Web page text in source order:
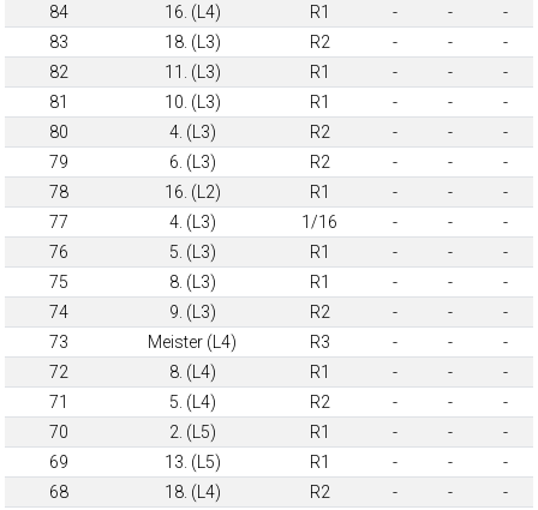
84
16. (L4) R1 - -
-
83
18. (L3) R2 - -
-
82
11. (L3) R1 - -
-
81
10. (L3) R1 - -
-
80
4. (L3) R2 - -
-
79
6. (L3) R2 - -
-
78
16. (L2) R1 - -
-
77
4. (L3) 1/16 - -
-
76
5. (L3) R1 - -
-
75
8. (L3) R1 - -
-
74
9. (L3) R2 - -
-
73
Meister (L4) R3 - -
-
72
8. (L4) R1 - -
-
71
5. (L4) R2 - -
-
70
2. (L5) R1 - -
-
69
13. (L5) R1 - -
-
68
18. (L4) R2 - -
-